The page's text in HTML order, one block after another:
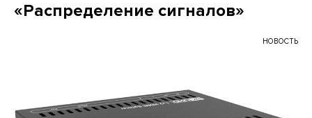
«Распределение сигналов»
НОВОСТЬ